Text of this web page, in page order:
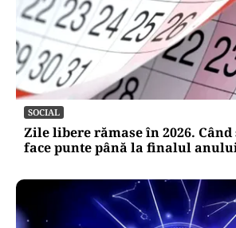
SOCIAL
Zile libere rămase în 2026. Când
face punte până la finalul